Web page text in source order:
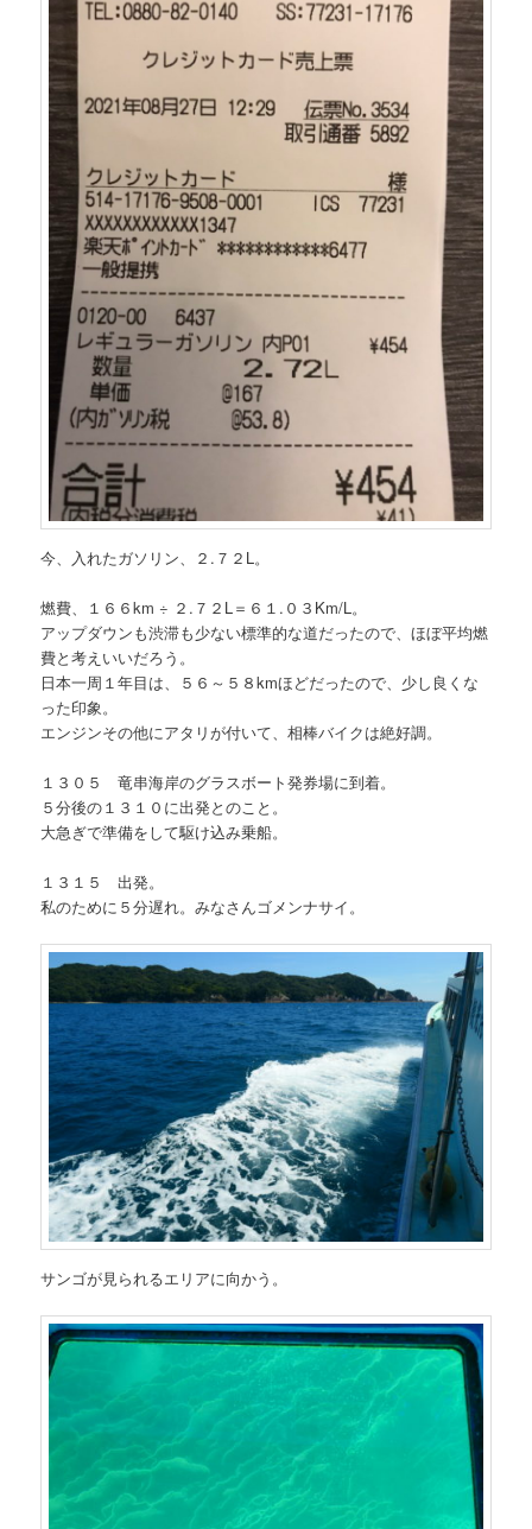
今、入れたガソリン、２.７２L。
燃費、１６６km ÷ ２.７２L＝６１.０３Km/L。
アップダウンも渋滞も少ない標準的な道だったので、ほぼ平均燃
費と考えいいだろう。
日本一周１年目は、５６～５８kmほどだったので、少し良くな
った印象。
エンジンその他にアタリが付いて、相棒バイクは絶好調。
１３０５ 竜串海岸のグラスボート発券場に到着。
５分後の１３１０に出発とのこと。
大急ぎで準備をして駆け込み乗船。
１３１５ 出発。
私のために５分遅れ。みなさんゴメンナサイ。
サンゴが見られるエリアに向かう。